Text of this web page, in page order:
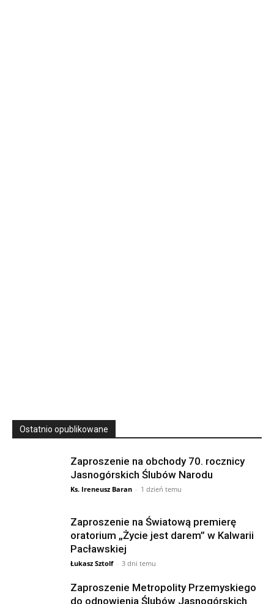
Ostatnio opublikowane
Zaproszenie na obchody 70. rocznicy
Jasnogórskich Ślubów Narodu
Ks. Ireneusz Baran - 1 dzień temu
Zaproszenie na Światową premierę
oratorium „Życie jest darem” w Kalwarii
Pacławskiej
Łukasz Sztolf - 3 dni temu
Zaproszenie Metropolity Przemyskiego
do odnowienia Ślubów Jasnogórskich